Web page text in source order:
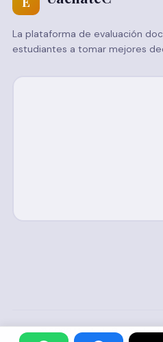
La plataforma de evaluación
estudiantes a tomar mejores
© 2026 UachateC— Todos